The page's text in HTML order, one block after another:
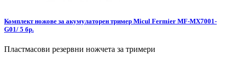
Комплект ножове за акумулаторен тример Micul Fermier MF-MX7001-
G01/ 5 бр.
Пластмасови резервни ножчета за тримери